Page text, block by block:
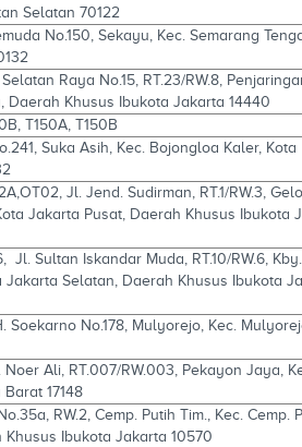
Selatan 70122
No.150, Sekayu, Kec. Semarang
Raya No.15, RT.23/RW.8,
Daerah Khusus Ibukota Jakarta 14440
T150A, T150B
Suka Asih, Kec. Bojongloa Kaler, Kota
Jl. Jend. Sudirman, RT.1/RW.3,
Jakarta Pusat, Daerah Khusus Ibukota
Jl. Sultan Iskandar Muda, RT.10/RW.6,
Jakarta Selatan, Daerah Khusus Ibukota
Soekarno No.178, Mulyorejo, Kec.
Noer Ali, RT.007/RW.003, Pekayon Jaya,
17148
RW.2, Cemp. Putih Tim., Kec. Cemp.
Khusus Ibukota Jakarta 10570